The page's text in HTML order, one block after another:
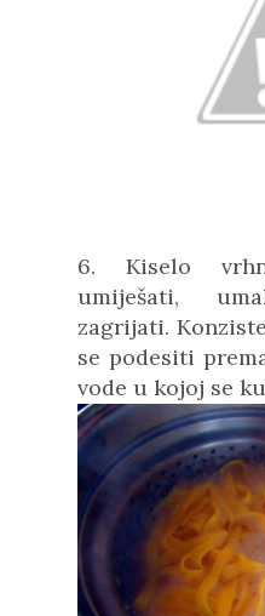
6. Kiselo
umiješati,
zagrijati.
se podesiti
vode u kojoj se